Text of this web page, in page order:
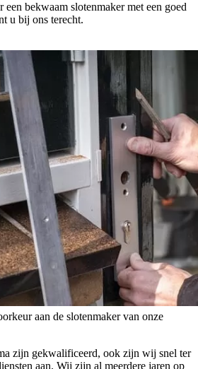
bekwaam slotenmaker met een goed
u bij ons terecht.
aan de slotenmaker van onze
zijn gekwalificeerd, ook zijn wij snel ter
aan. Wij zijn al meerdere jaren op